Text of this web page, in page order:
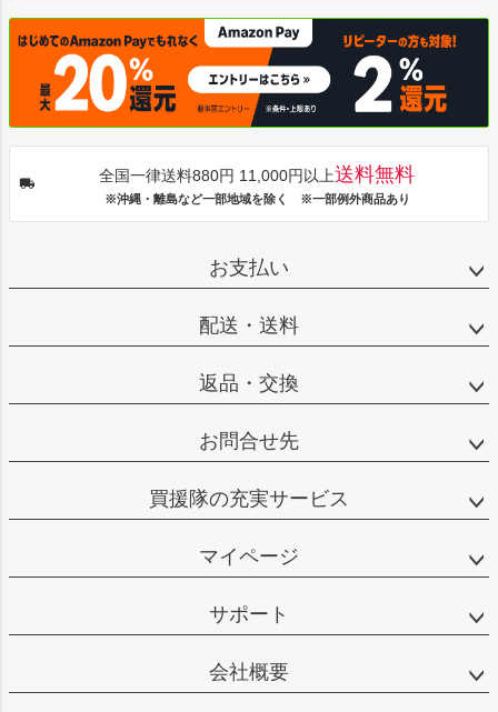
全国一律送料880円 11,000円以上送料無料
※沖縄・離島など一部地域を除く ※一部例外商品あり
お支払い
配送・送料
返品・交換
お問合せ先
買援隊の充実サービス
マイページ
サポート
会社概要